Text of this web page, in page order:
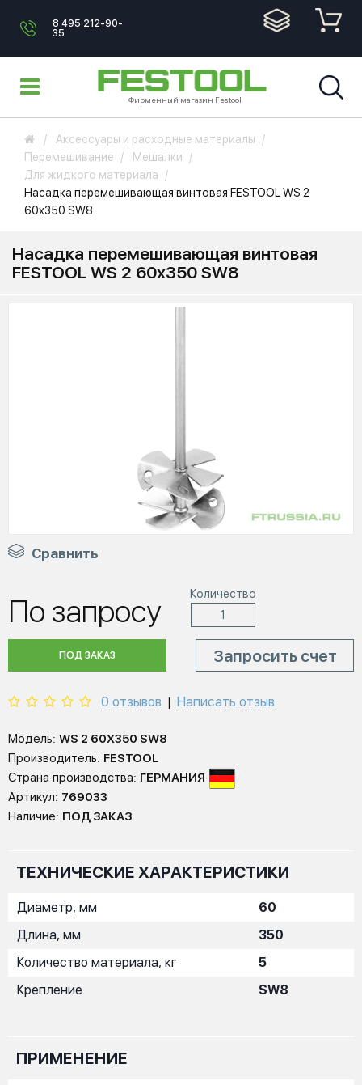
8 495 212-90-
35
Фирменный магазин Festool
Аксессуары и расходные материалы
Перемешивание
Мешалки
Для жидкого материала
Насадка перемешивающая винтовая FESTOOL WS 2
60x350 SW8
Насадка перемешивающая винтовая
FESTOOL WS 2 60x350 SW8
Сравнить
По запросу Количество
ПОД ЗАКАЗ Запросить счет
0 отзывов Написать отзыв
Модель: WS 2 60X350 SW8
Производитель: FESTOOL
Страна производства: ГЕРМАНИЯ
Артикул: 769033
Наличие: ПОД ЗАКАЗ
ТЕХНИЧЕСКИЕ ХАРАКТЕРИСТИКИ
Диаметр, мм
60
Длина, мм
350
Количество материала, кг
5
Крепление
SW8
ПРИМЕНЕНИЕ